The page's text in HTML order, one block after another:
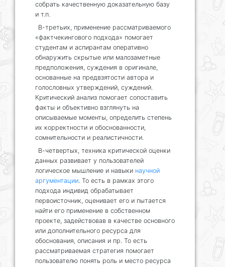
собрать качественную доказательную базу
и т.п.
В-третьих, применение рассматриваемого
«фактчекингового подхода» помогает
студентам и аспирантам оперативно
обнаружить скрытые или малозаметные
предположения, суждения в оригинале,
основанные на предвзятости автора и
голословных утверждений, суждений.
Критический анализ помогает сопоставить
факты и объективно взглянуть на
описываемые моменты, определить степень
их корректности и обоснованности,
сомнительности и реалистичности.
В-четвертых, техника критической оценки
данных развивает у пользователей
логическое мышление и навыки научной
аргументации. То есть в рамках этого
подхода индивид обрабатывает
первоисточник, оценивает его и пытается
найти его применение в собственном
проекте, задействовав в качестве основного
или дополнительного ресурса для
обоснования, описания и пр. То есть
рассматриваемая стратегия помогает
пользователю понять роль и место ресурса